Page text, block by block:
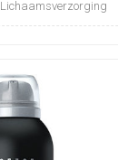
Lichaamsverzorging